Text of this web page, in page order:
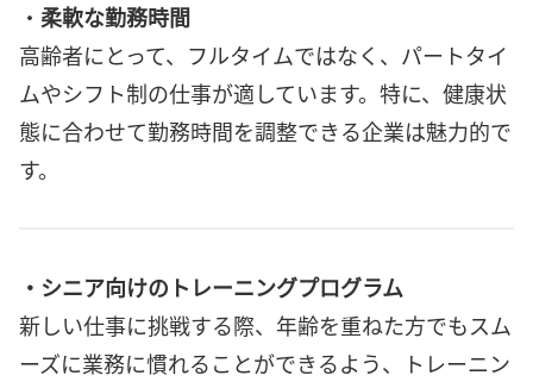
・ 柔軟な勤務時間
高齢者にとって、フルタイムではなく、パートタイ
ムやシフト制の仕事が適しています。特に、健康状
態に合わせて勤務時間を調整できる企業は魅力的で
す。
・シニア向けのトレーニングプログラム
新しい仕事に挑戦する際、年齢を重ねた方でもスム
ーズに業務に慣れることができるよう、トレーニン